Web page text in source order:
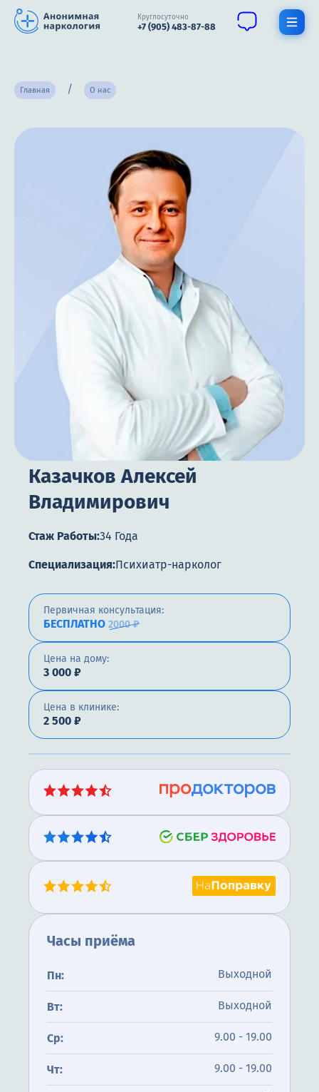
Круглосуточно
+7 (905) 483-87-88
Терапия
+7 (905) 483-87-88
Адрес call-центра
Санкт-Петербург, Воронежская улица, 14
Главная О нас
Казачков Алексей
Владимирович
Стаж Работы:34 Года
Специализация:Психиатр-нарколог
Первичная консультация:
БЕСПЛАТНО 2000 ₽
Цена на дому:
3 000 ₽
Цена в клинике:
2 500 ₽
Часы приёма
Пн: Выходной
Вт: Выходной
Ср: 9.00 - 19.00
Чт: 9.00 - 19.00